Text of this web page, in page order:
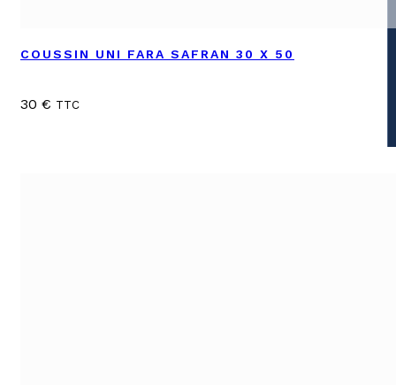
COUSSIN UNI FARA SAFRAN 30 X 50
30 € TTC